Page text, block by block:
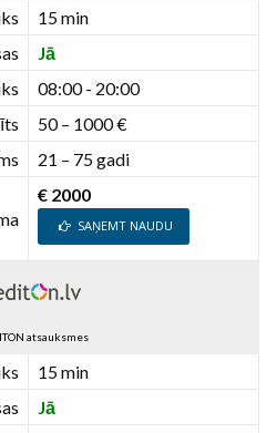
15 min
Jā
08:00 - 20:00
50 – 1000 €
21 – 75 gadi
€ 2000
SAŅEMT NAUDU
atsauksmes
15 min
Jā